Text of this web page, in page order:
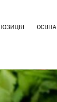
ПОЗИЦІЯ ОСВІТА